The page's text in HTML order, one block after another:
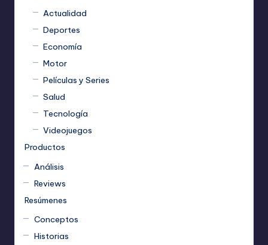
Actualidad
Deportes
Economía
Motor
Películas y Series
Salud
Tecnología
Videojuegos
Productos
Análisis
Reviews
Resúmenes
Conceptos
Historias